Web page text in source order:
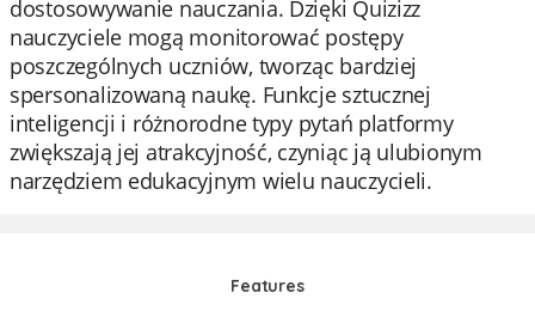
dostosowywanie nauczania. Dzięki Quizizz
nauczyciele mogą monitorować postępy
poszczególnych uczniów, tworząc bardziej
spersonalizowaną naukę. Funkcje sztucznej
inteligencji i różnorodne typy pytań platformy
zwiększają jej atrakcyjność, czyniąc ją ulubionym
narzędziem edukacyjnym wielu nauczycieli.
Features